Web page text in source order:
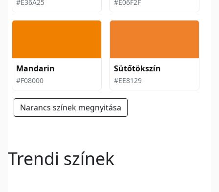
#E36A25 #E06F2F
Mandarin
#F08000
Sütőtökszín
#EE8129
Narancs színek megnyitása
Trendi színek